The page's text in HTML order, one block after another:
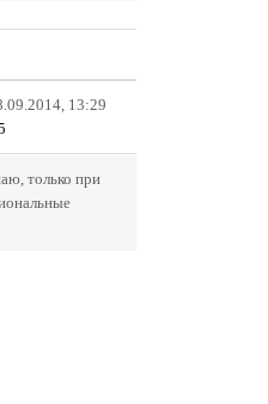
13:29
только при